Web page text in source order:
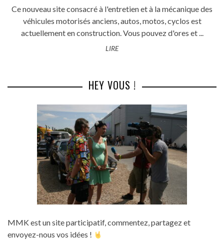
Ce nouveau site consacré à l'entretien et à la mécanique des
véhicules motorisés anciens, autos, motos, cyclos est
actuellement en construction. Vous pouvez d'ores et ...
LIRE
HEY VOUS !
MMK est un site participatif, commentez, partagez et
envoyez-nous vos idées !